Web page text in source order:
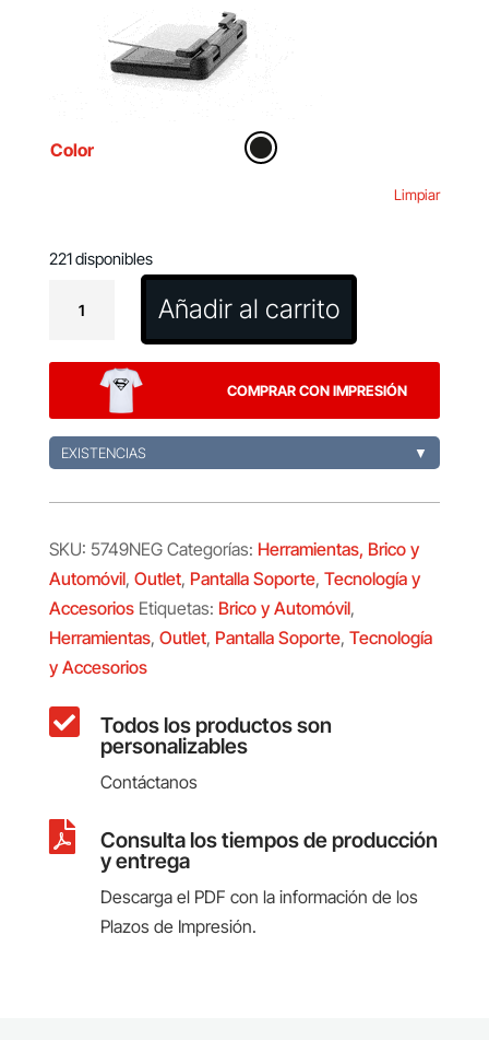
Color
Limpiar
221 disponibles
Soporte
cantidad
Añadir al carrito
COMPRAR CON IMPRESIÓN
EXISTENCIAS ▼
SKU: 5749NEG Categorías: Herramientas, Brico y
Automóvil, Outlet, Pantalla Soporte, Tecnología y
Accesorios Etiquetas: Brico y Automóvil,
Herramientas, Outlet, Pantalla Soporte, Tecnología
y Accesorios
 Todos los productos son
personalizables
Contáctanos
 Consulta los tiempos de producción
y entrega
Descarga el PDF con la información de los
Plazos de Impresión.